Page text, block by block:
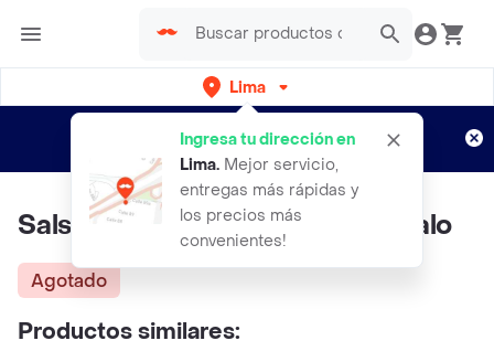
Lima
Ingresa tu dirección en
Lima. Mejor servicio,
entregas más rápidas y
los precios más
convenientes!
envíos gratis por semanas
Aplican TyC
Salsa De Alfredo 250 Gr Don Italo
Agotado
Productos similares: